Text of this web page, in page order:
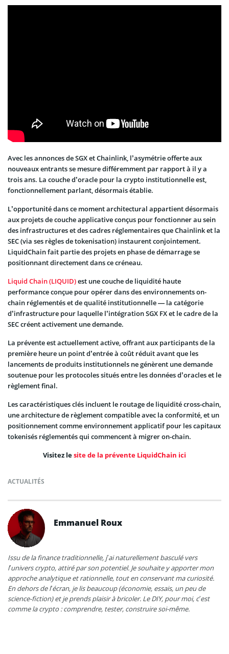
Avec les annonces de SGX et Chainlink, l’asymétrie offerte aux
nouveaux entrants se mesure différemment par rapport à il y a
trois ans. La couche d’oracle pour la crypto institutionnelle est,
fonctionnellement parlant, désormais établie.
L’opportunité dans ce moment architectural appartient désormais
aux projets de couche applicative conçus pour fonctionner au sein
des infrastructures et des cadres réglementaires que Chainlink et la
SEC (via ses règles de tokenisation) instaurent conjointement.
LiquidChain fait partie des projets en phase de démarrage se
positionnant directement dans ce créneau.
Liquid Chain (LIQUID)est une couche de liquidité haute
performance conçue pour opérer dans des environnements on-
chain réglementés et de qualité institutionnelle — la catégorie
d’infrastructure pour laquelle l’intégration SGX FX et le cadre de la
SEC créent activement une demande.
La prévente est actuellement active, offrant aux participants de la
première heure un point d’entrée à coût réduit avant que les
lancements de produits institutionnels ne génèrent une demande
soutenue pour les protocoles situés entre les données d’oracles et le
règlement final.
Les caractéristiques clés incluent le routage de liquidité cross-chain,
une architecture de règlement compatible avec la conformité, et un
positionnement comme environnement applicatif pour les capitaux
tokenisés réglementés qui commencent à migrer on-chain.
Visitez lesite de la prévente LiquidChain ici
ACTUALITÉS
Emmanuel Roux
Issu de la finance traditionnelle, j’ai naturellement basculé vers
l’univers crypto, attiré par son potentiel. Je souhaite y apporter mon
approche analytique et rationnelle, tout en conservant ma curiosité.
En dehors de l’écran, je lis beaucoup (économie, essais, un peu de
science-fiction) et je prends plaisir à bricoler. Le DIY, pour moi, c’est
comme la crypto : comprendre, tester, construire soi-même.